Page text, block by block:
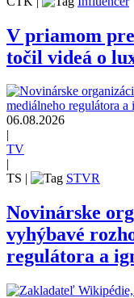
V priamom
točil videá o
06.08.2026
TV
TS
STVR
Novinárske
vyhýbavé
regulátora a